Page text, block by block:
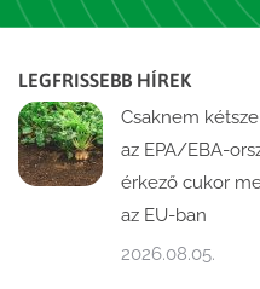
LEGFRISSEBB HÍREK
Csaknem
az EPA/EBA-
érkező cukor
az EU-ban
2026.08.05.